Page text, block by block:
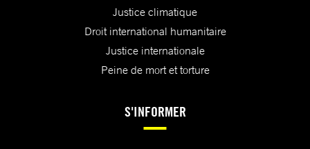
Justice climatique
Droit international humanitaire
Justice internationale
Peine de mort et torture
S'INFORMER